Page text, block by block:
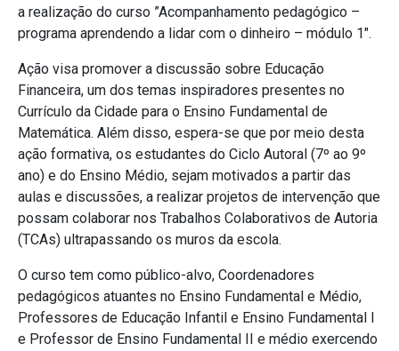
a realização do curso ”Acompanhamento pedagógico –
programa aprendendo a lidar com o dinheiro – módulo 1″.
Ação visa promover a discussão sobre Educação
Financeira, um dos temas inspiradores presentes no
Currículo da Cidade para o Ensino Fundamental de
Matemática. Além disso, espera-se que por meio desta
ação formativa, os estudantes do Ciclo Autoral (7º ao 9º
ano) e do Ensino Médio, sejam motivados a partir das
aulas e discussões, a realizar projetos de intervenção que
possam colaborar nos Trabalhos Colaborativos de Autoria
(TCAs) ultrapassando os muros da escola.
O curso tem como público-alvo, Coordenadores
pedagógicos atuantes no Ensino Fundamental e Médio,
Professores de Educação Infantil e Ensino Fundamental I
e Professor de Ensino Fundamental II e médio exercendo